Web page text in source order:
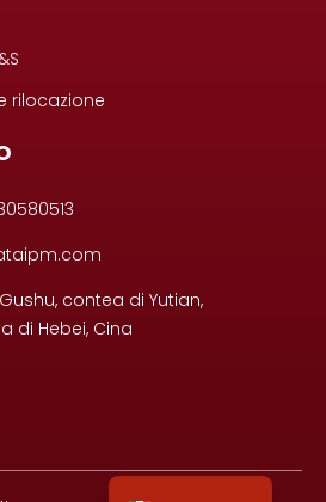
rilocazione
contea di Yutian,
di Hebei, Cina
English